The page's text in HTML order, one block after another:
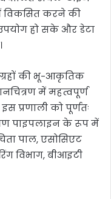
विकसित करने की
हो सके और डेटा
की भू-आकृतिक
में महत्वपूर्ण
प्रणाली को पूर्णतः
पाइपलाइन के रूप में
पाल, एसोसिएट
विभाग, बीआइटी